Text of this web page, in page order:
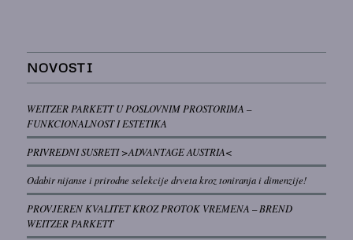
NOVOSTI
WEITZER PARKETT U POSLOVNIM PROSTORIMA –
FUNKCIONALNOST I ESTETIKA
PRIVREDNI SUSRETI >ADVANTAGE AUSTRIA<
Odabir nijanse i prirodne selekcije drveta kroz toniranja i dimenzije!
PROVJEREN KVALITET KROZ PROTOK VREMENA – BREND
WEITZER PARKETT